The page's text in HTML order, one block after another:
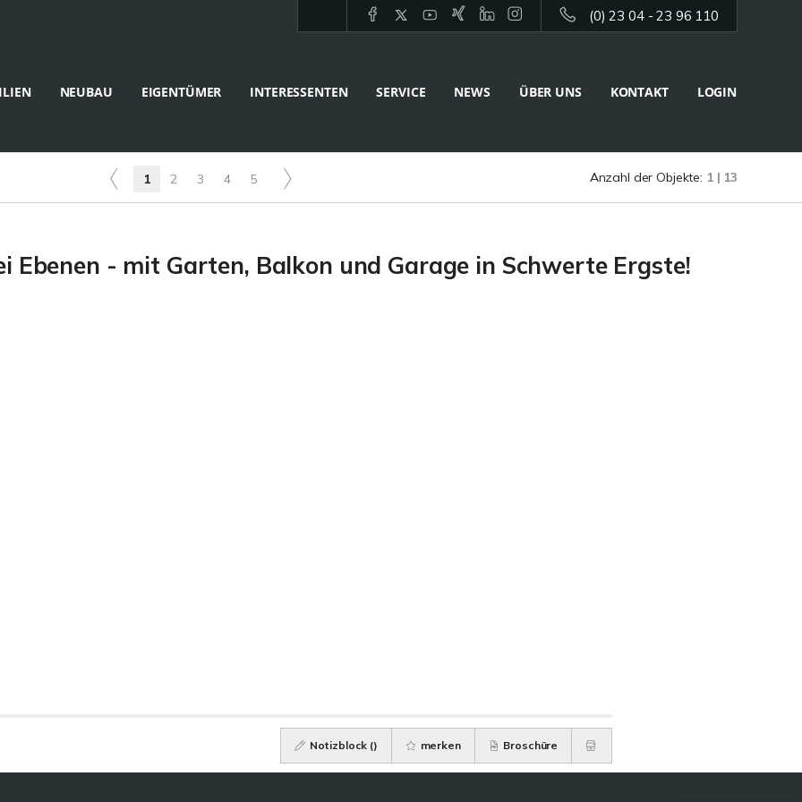
(0) 23 04 - 23 96 110
NEUBAU EIGENTÜMER INTERESSENTEN SERVICE NEWS ÜBER UNS KONTAKT LOGIN
1 2 3 4 5 Anzahl der Objekte: 1 | 13
Ebenen - mit Garten, Balkon und Garage in Schwerte Ergste!
Notizblock () merken Broschüre